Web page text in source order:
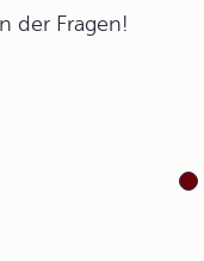
der Fragen!